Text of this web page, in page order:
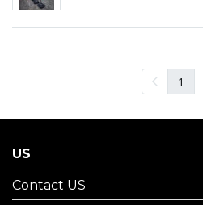
1
US
Contact US